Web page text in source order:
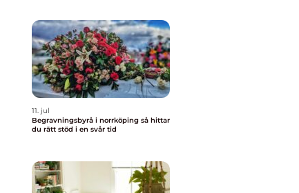
11. jul
Begravningsbyrå i norrköping så hittar
du rätt stöd i en svår tid